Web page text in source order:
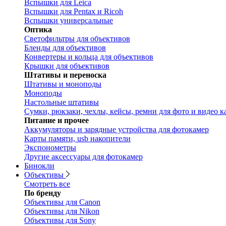
Вспышки для Leica
Вспышки для Pentax и Ricoh
Вспышки универсальные
Оптика
Светофильтры для объективов
Бленды для объективов
Конвертеры и кольца для объективов
Крышки для объективов
Штативы и переноска
Штативы и моноподы
Моноподы
Настольные штативы
Сумки, рюкзаки, чехлы, кейсы, ремни для фото и видео
Питание и прочее
Аккумуляторы и зарядные устройства для фотокамер
Карты памяти, usb накопители
Экспонометры
Другие аксессуары для фотокамер
Бинокли
Объективы
Смотреть все
По бренду
Объективы для Canon
Объективы для Nikon
Объективы для Sony